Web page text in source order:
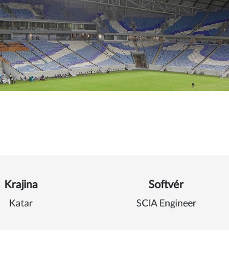
o Al Janoub
Krajina
Katar
Softvér
SCIA Engineer